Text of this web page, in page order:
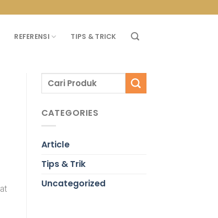
REFERENSI TIPS & TRICK
CATEGORIES
Article
Tips & Trik
Uncategorized